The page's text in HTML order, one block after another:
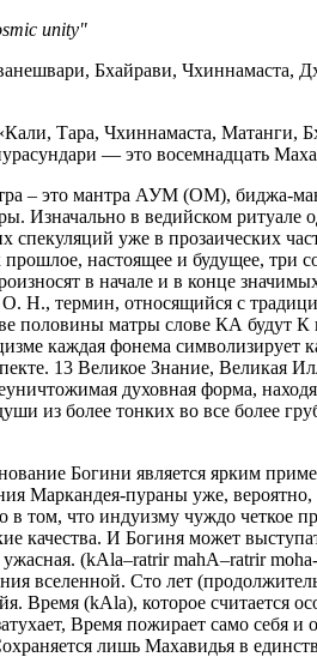
unity"
Бхайрави, Чхиннамаста,
Тара, Чхиннамаста,
— это восемнадцать
– это мантра АУМ (ОМ), биджа-
Изначально в ведийском
спекуляций уже в прозаических
настоящее и будущее, три
в начале и в конце
Н., термин, относящийся с
половины матры слове КА
каждая фонема символизирует
13 Великое Знание,
духовная форма,
из более тонких во все более
Богини является ярким
Маркандея-пураны уже,
что индуизму чуждо четкое
качества. И Богиня может
(kАlа–rаtrir mаhА–rаtrir
вселенной. Сто лет
Время (kAla), которое считается
Время пожирает само
лишь Махавидья в